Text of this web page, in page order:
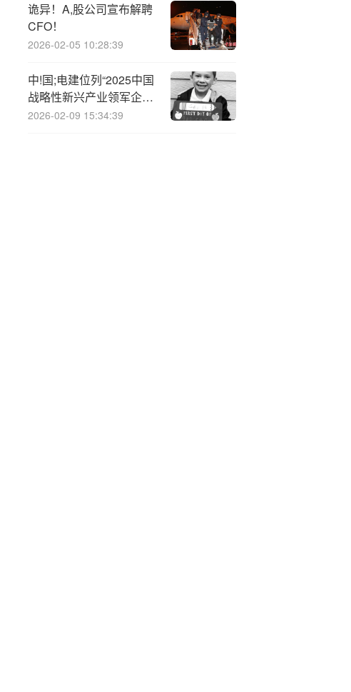
诡异！A,股公司宣布解聘
CFO！
2026-02-05 10:28:39
中!国;电建位列“2025中国
战略性新兴产业领军企业
100强”第7位
2026-02-09 15:34:39